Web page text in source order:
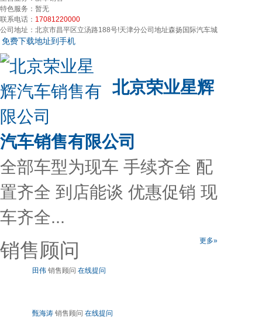
特色服务： 暂无
联系电话： 17081220000
公司地址： 北京市昌平区立汤路188号!天津分公司地址森扬国际汽车城
免费下载地址到手机
北京荣业星辉
汽车销售有限公司
全部车型为现车 手续齐全 配
置齐全 到店能谈 优惠促销 现
车齐全...
更多»
销售顾问
田伟 销售顾问 在线提问
甄海涛 销售顾问 在线提问